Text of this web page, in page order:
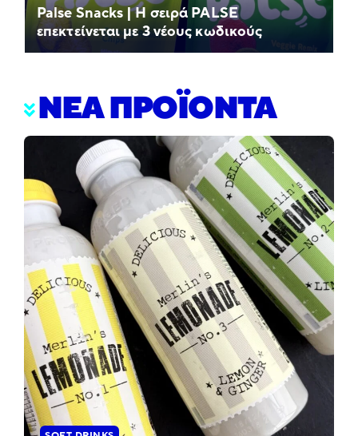
Palse Snacks | Η σειρά PALSE
επεκτείνεται με 3 νέους κωδικούς
ΝΕΑ ΠΡΟΪΟΝΤΑ